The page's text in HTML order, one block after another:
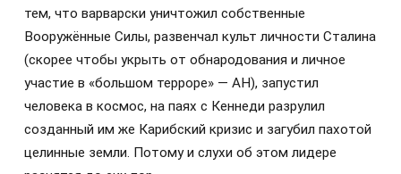
тем, что варварски уничтожил собственные
Вооружённые Силы, развенчал культ личности Сталина
(скорее чтобы укрыть от обнародования и личное
участие в «большом терроре» — АН), запустил
человека в космос, на паях с Кеннеди разрулил
созданный им же Карибский кризис и загубил пахотой
целинные земли. Потому и слухи об этом лидере